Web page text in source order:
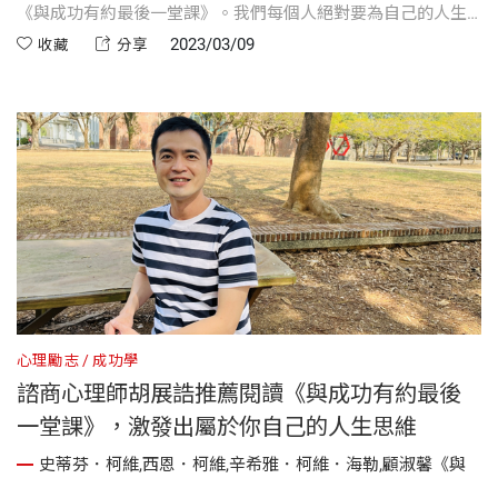
《與成功有約最後一堂課》。我們每個人絕對要為自己的人生
負責。人生苦短，真的沒時間提停留在抱怨、哀嘆、後悔過去
收藏 分享 2023/03/09
心理勵志 成功學
諮商心理師胡展誥推薦閱讀《與成功有約最後
一堂課》，激發出屬於你自己的人生思維
史蒂芬．柯維,西恩．柯維,辛希雅．柯維．海勒,顧淑馨《與